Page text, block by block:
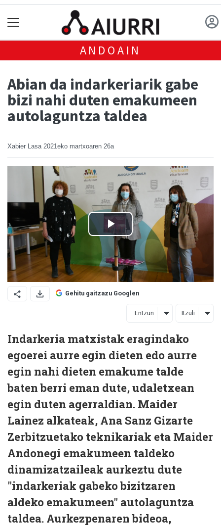
ANDOAIN
Abian da indarkeriarik gabe
bizi nahi duten emakumeen
autolaguntza taldea
Xabier Lasa 2021eko martxoaren 26a
Gehitu gaitzazu Googlen
Entzun Itzuli
Indarkeria matxistak eragindako
egoerei aurre egin dieten edo aurre
egin nahi dieten emakume talde
baten berri eman dute, udaletxean
egin duten agerraldian. Maider
Lainez alkateak, Ana Sanz Gizarte
Zerbitzuetako teknikariak eta Maider
Andonegi emakumeen taldeko
dinamizatzaileak aurkeztu dute
"indarkeriak gabeko bizitzaren
aldeko emakumeen" autolaguntza
taldea. Aurkezpenaren bideoa,